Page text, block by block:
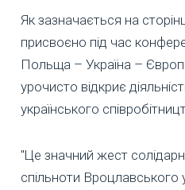
Як зазначається на
присвоєно під час
Польща – Україна –
урочисто відкриє
українського
"Це значний жест
спільноти Вроцлавського